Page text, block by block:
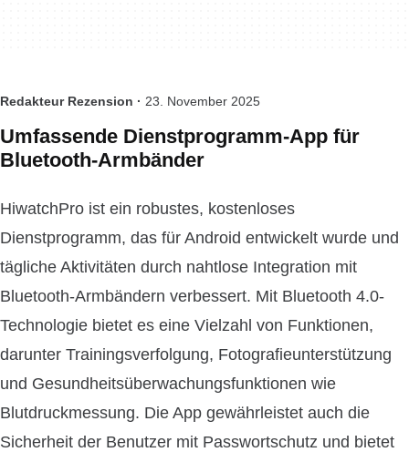
Redakteur Rezension · 23. November 2025
Umfassende Dienstprogramm-App für
Bluetooth-Armbänder
HiwatchPro ist ein robustes, kostenloses
Dienstprogramm, das für Android entwickelt wurde und
tägliche Aktivitäten durch nahtlose Integration mit
Bluetooth-Armbändern verbessert. Mit Bluetooth 4.0-
Technologie bietet es eine Vielzahl von Funktionen,
darunter Trainingsverfolgung, Fotografieunterstützung
und Gesundheitsüberwachungsfunktionen wie
Blutdruckmessung. Die App gewährleistet auch die
Sicherheit der Benutzer mit Passwortschutz und bietet